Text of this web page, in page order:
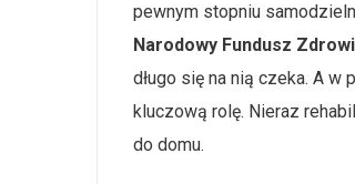
pewnym stopniu
Narodowy Fundusz
długo się na nią czeka. A w
kluczową rolę. Nieraz
do domu.